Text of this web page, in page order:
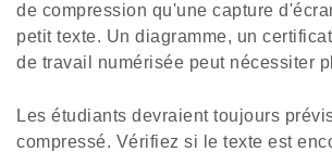
de compression qu'une capture
petit texte. Un diagramme, un
de travail numérisée peut nécessiter
Les étudiants devraient toujours
compressé. Vérifiez si le texte est